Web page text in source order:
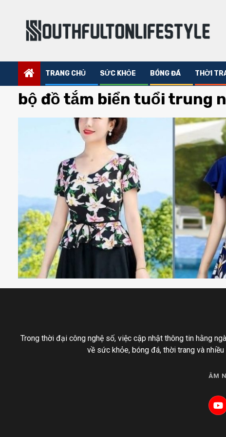
TRANG CHỦ SỨC KHỎE BÓNG ĐÁ THỜI
bộ đồ tắm biển tuổi trung
Trong thời đại công nghệ số, việc cập nhật thông tin hằng
về sức khỏe, bóng đá, thời trang và
ÂM